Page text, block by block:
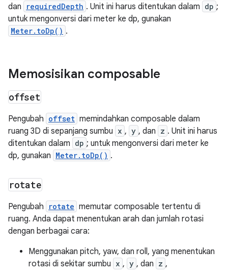
dan
requiredDepth . Unit ini harus ditentukan dalam dp ;
untuk mengonversi dari meter ke dp, gunakan
Meter.toDp() .
Memosisikan composable
offset
Pengubah offset memindahkan composable dalam
ruang 3D di sepanjang sumbu x , y , dan z . Unit ini harus
ditentukan dalam dp ; untuk mengonversi dari meter ke
dp, gunakan Meter.toDp() .
rotate
Pengubah rotate memutar composable tertentu di
ruang. Anda dapat menentukan arah dan jumlah rotasi
dengan berbagai cara:
Menggunakan pitch, yaw, dan roll, yang menentukan
rotasi di sekitar sumbu x , y , dan z ,